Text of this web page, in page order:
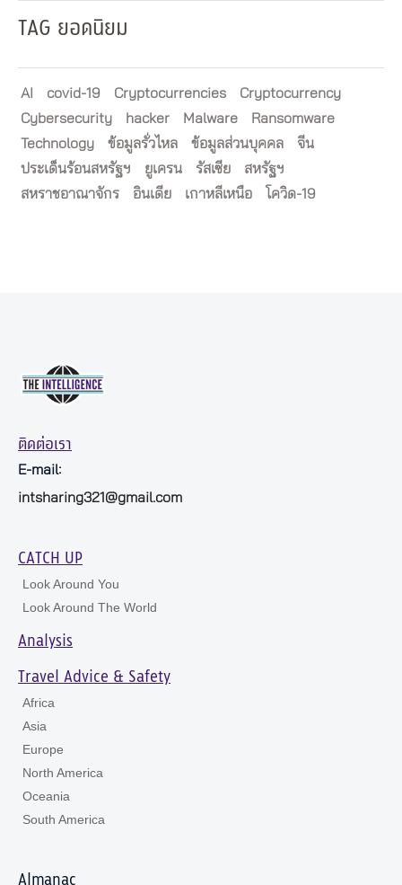
TAG ยอดนิยม
AI covid-19 Cryptocurrencies
Cryptocurrency
Cybersecurity
hacker Malware
Ransomware
Technology
ข้อมูลรั่วไหล ข้อมูลส่วนบุคคล
จีน
ประเด็นร้อนสหรัฐฯ
ยูเครน รัสเซีย
สหรัฐฯ
สหราชอาณาจักร
อินเดีย เกาหลีเหนือ โควิด-19
ติดต่อเรา
E-mail:
intsharing321@gmail.com
CATCH UP
Look Around You
Look Around The World
Analysis
Travel Advice & Safety
Africa
Asia
Europe
North America
Oceania
South America